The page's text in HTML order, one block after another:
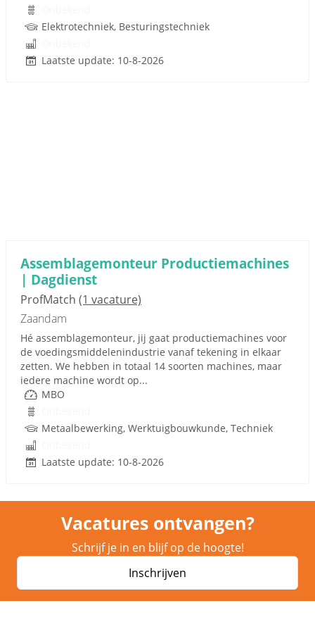
Elektrotechniek, Besturingstechniek
Laatste update: 10-8-2026
Assemblagemonteur Productiemachines
| Dagdienst
ProfMatch (1 vacature)
Zaandam
Hé assemblagemonteur, jij gaat productiemachines voor
de voedingsmiddelenindustrie vanaf tekening in elkaar
zetten. We hebben in totaal 14 soorten machines, maar
iedere machine wordt op...
MBO
Metaalbewerking, Werktuigbouwkunde, Techniek
Laatste update: 10-8-2026
Vacatures ontvangen?
Schrijf je in en blijf op de hoogte!
Inschrijven